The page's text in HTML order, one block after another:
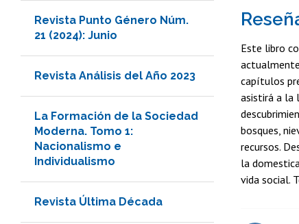
Revista Punto Género Núm.
21 (2024): Junio
Revista Análisis del Año 2023
La Formación de la Sociedad
Moderna. Tomo 1:
Nacionalismo e
Individualismo
Revista Última Década
Este libro
capítulos
asistirá a la
bosques,
recursos.
la
vida social.